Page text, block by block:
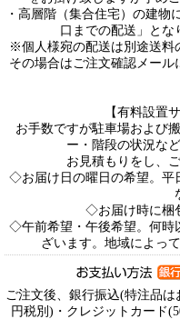
・高層階（集合住宅）の建物
口までの配送」とな
※個人様宛の配送は別途送料
その場合はご注文確認メー
【有料設置
お手数ですが駐車場および
ー・階段の状況な
お見積もりをし、
◇お届け日の曜日の希望。平
◇お届け時に梱
◇午前希望・午後希望。何時
ざいます。地域によっ
ご注文後、銀行振込(特注品
円税別)・クレジットカード